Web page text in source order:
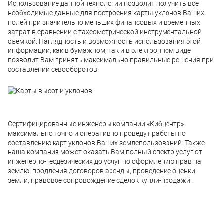
Использование данной технологии позволит получить все
необходимые данные для построения карты уклонов Ваших
полей при значительно меньших финансовых и временных
затрат в сравнении с тахеометрической инструментальной
съемкой. Наглядность и возможность использования этой
информации, как в бумажном, так и в электронном виде
позволит Вам принять максимально правильные решения при
составлении севооборотов.
Сертифицированные инженеры компании «Кибцентр»
максимально точно и оперативно проведут работы по
составлению карт уклонов Ваших землепользований. Также
наша компания может оказать Вам полный спектр услуг от
инженерно-геодезических до услуг по оформлению прав на
землю, продления договоров аренды, проведение оценки
земли, правовое сопровождение сделок купли-продажи.